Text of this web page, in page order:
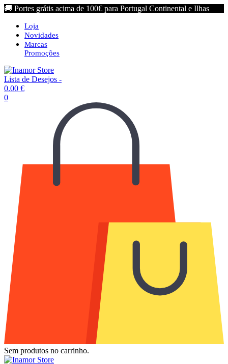
🚚 Portes grátis acima de 100€ para Portugal Continental e Ilhas
Loja
Novidades
Marcas
Promoções
Lista de Desejos -
0.00 €
0
Sem produtos no carrinho.